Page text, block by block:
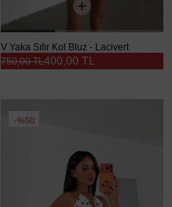
V Yaka Sıfır Kol Bluz - Lacivert
400,00 TL
750,00 TL
%50